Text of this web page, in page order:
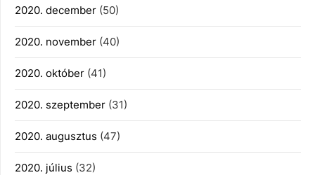
2020. december (50)
2020. november (40)
2020. október (41)
2020. szeptember (31)
2020. augusztus (47)
2020. július (32)